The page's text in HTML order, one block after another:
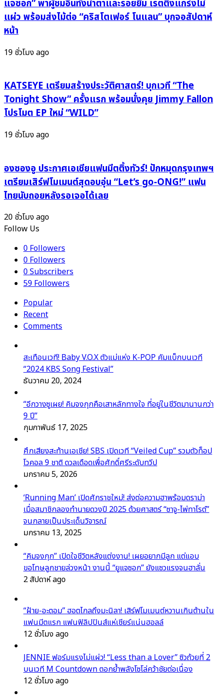
แทงใจ
คน
รัก
รัก
วัน
วาน”
จน
เบรก
แจซอก” พาผู้ชมอินทั้งน้ำตาและรอยยิ้ม เรตติ้งแกร่งไม่
แผ่ว พร้อมส่งไม้ต่อ “คริสโตเฟอร์ โนแลน” บุกจอสัปดาห์
หน้า
19 ชั่วโมง ago
KATSEYE เตรียมสร้างประวัติศาสตร์! บุกเวที “The
Tonight Show” ครั้งแรก พร้อมนั่งคุย Jimmy Fallon
โปรโมต EP ใหม่ “WILD”
19 ชั่วโมง ago
องซองอู ประกาศเอเชียแฟนมีตติ้งทัวร์! ปักหมุดกรุงเทพฯ
เตรียมเสิร์ฟโมเมนต์สุดอบอุ่น “Let’s go-ONG!” แฟน
ไทยนับถอยหลังรอเจอได้เลย
20 ชั่วโมง ago
Follow Us
0Followers
0Followers
0Subscribers
59Followers
Popular
Recent
Comments
สะเทือนเวที! Baby V.O.X ตัวแม่แห่ง K-POP คัมแบ็กบนเวที
“2024 KBS Song Festival”
ธันวาคม 20, 2024
“อีกวางซูเผย! คิมจงกุกคือเสาหลักทางใจ ที่อยู่ในชีวิตมานานกว่า
9 ปี”
กุมภาพันธ์ 17, 2025
ศึกเสียงสะท้านเอเชีย! SBS เปิดเวที “Veiled Cup” รวมตัวท็อป
โวคอล 9 ชาติ ดวลเดือดเพื่อศักดิ์ศรีระดับทวีป
มกราคม 5, 2026
‘Running Man’ เปิดศักราชใหม่! ส่งต่อความฮาพร้อมดราม่า
เมื่อสมาชิกลองทำนายดวงปี 2025 ด้วยศาสตร์ “ซาจู-ไพ่ทาโรต์”
จนกลายเป็นประเด็นวิจารณ์
มกราคม 13, 2025
“คิมจงกุก” เปิดใจชีวิตหลังแต่งงาน! เผยอยากมีลูก แต่แอบ
ขอโทษลูกชายล่วงหน้า งานนี้ “ยูแจซอก” ยังแซวแรงจนฮาลั่น
2 สัปดาห์ ago
“ฝ้าย-อะตอม” ฮอตไกลถึงมะนิลา! เสิร์ฟโมเมนต์หวานเกินต้านใน
แฟนมีตแรก แฟนฟิลิปปินส์แห่เชียร์แน่นฮอลล์
12 ชั่วโมง ago
JENNIE ฟอร์มแรงไม่แผ่ว! “Less than a Lover” ซิวถ้วยที่ 2
บนเวที M Countdown ตอกย้ำพลังโซโล่คว้าชัยต่อเนื่อง
12 ชั่วโมง ago